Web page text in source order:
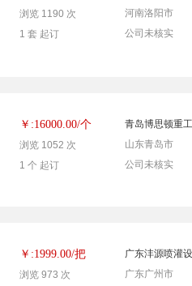
浏览 1190 次
1 套 起订
河南洛阳市
公司未核实
￥:16000.00/个
浏览 1052 次
1 个 起订
青岛博思顿重
山东青岛市
公司未核实
￥:1999.00/把
浏览 973 次
广东沣源喷灌
广东广州市